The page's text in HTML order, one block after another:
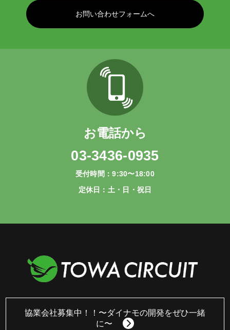
お問い合わせフォームへ
お電話から
03-3436-0935
受付時間：9:30〜18:00
定休日：土・日・祝日
協業会社募集中！！ 〜ダイナモの開発をぜひ一緒
に〜